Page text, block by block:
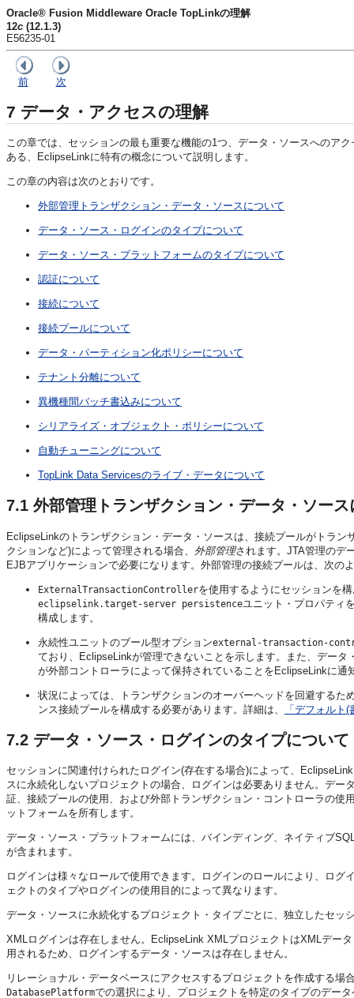
Oracle® Fusion Middleware Oracle TopLinkの理解
12c (12.1.3)
E56235-01
前 次
7 データ・アクセスの理解
この章では、セッションの最も重要な機能の1つ、データ・ソースへのア
ある、EclipseLinkに特有の概念について説明します。
この章の内容は次のとおりです。
外部管理トランザクション・データ・ソースについて
データ・ソース・ログインのタイプについて
データ・ソース・プラットフォームのタイプについて
認証について
接続について
接続プールについて
データ・パーティション化ポリシーについて
テナント分離について
異機種間バッチ書込みについて
シリアライズ・オブジェクト・ポリシーについて
自動チューニングについて
TopLink Data Servicesのライブ・データについて
7.1 外部管理トランザクション・データ・ソース
EclipseLinkのトランザクション・データ・ソースは、接続プールがトラ
クションなど)によって管理される場合、 外部管理されます。JTA管理のデ
EJBアプリケーションで必要になります。外部管理の接続プールは、次の
ExternalTransactionControllerを使用するようにセッションを
eclipselink.target-server persistenceユニット・プロパティ
構成します。
永続性ユニットのブール型オプションexternal-transaction-
ており、EclipseLinkが管理できないことを示します。また、デー
が外部コントローラによって保持されていることをEclipseLinkに通
状況によっては、トランザクションのオーバーヘッドを回避する
ンス接続プールを構成する必要があります。詳細は、
「デフォルト
7.2 データ・ソース・ログインのタイプについて
セッションに関連付けられたログイン(存在する場合)によって、
スに永続化しないプロジェクトの場合、ログインは必要ありません。デ
証、接続プールの使用、および外部トランザクション・コントローラの使
ットフォームを所有します。
データ・ソース・プラットフォームには、バインディング、ネイティブ
が含まれます。
ログインは様々なロールで使用できます。ログインのロールにより、ロ
ェクトのタイプやログインの使用目的によって異なります。
データ・ソースに永続化するプロジェクト・タイプごとに、独立したセッ
XMLログインは存在しません。EclipseLink XMLプロジェクトはXMLデー
用されるため、ログインするデータ・ソースは存在しません。
リレーショナル・データベースにアクセスするプロジェクトを作成する場
DatabasePlatformでの選択により、プロジェクトを特定のタイプのデー